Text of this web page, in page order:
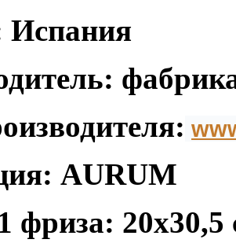
Испания
AURUM
фриза: 20x30,5